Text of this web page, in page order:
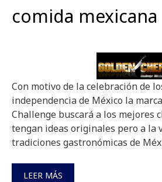
comida mexicana
Con motivo de la celebración de
independencia de México la
Challenge buscará a los mejores
tengan ideas originales pero a la
tradiciones gastronómicas de
LEER MÁS